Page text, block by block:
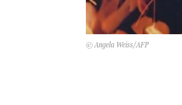
© Angela Weiss/AFP